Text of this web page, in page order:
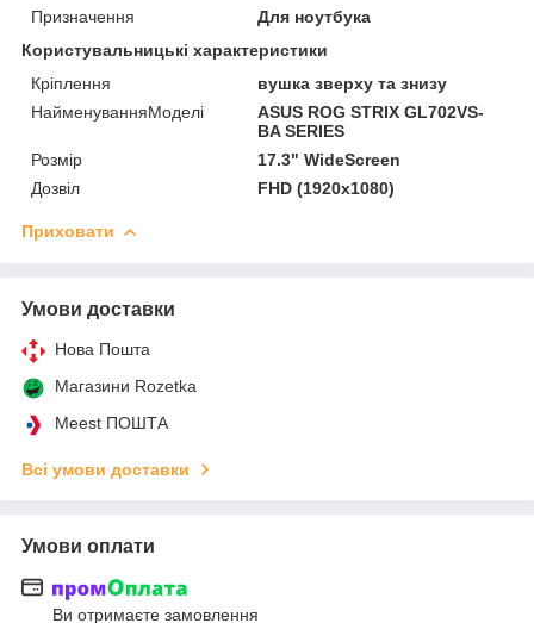
Призначення
Для ноутбука
Користувальницькі характеристики
Кріплення
вушка зверху та знизу
НайменуванняМоделі
ASUS ROG STRIX GL702VS-
BA SERIES
Розмір
17.3" WideScreen
Дозвіл
FHD (1920x1080)
Приховати
Умови доставки
Нова Пошта
Магазини Rozetka
Meest ПОШТА
Всі умови доставки
Умови оплати
Ви отримаєте замовлення